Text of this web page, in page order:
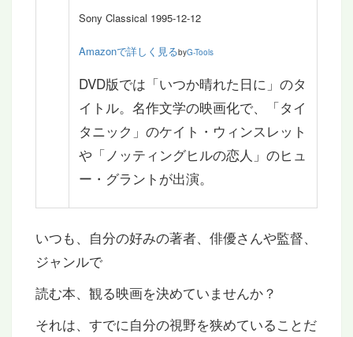
Sony Classical 1995-12-12
Amazonで詳しく見るbyG-Tools
DVD版では「いつか晴れた日に」のタ
イトル。名作文学の映画化で、「タイ
タニック」のケイト・ウィンスレット
や「ノッティングヒルの恋人」のヒュ
ー・グラントが出演。
いつも、自分の好みの著者、俳優さんや監督、
ジャンルで
読む本、観る映画を決めていませんか？
それは、すでに自分の視野を狭めていることだ